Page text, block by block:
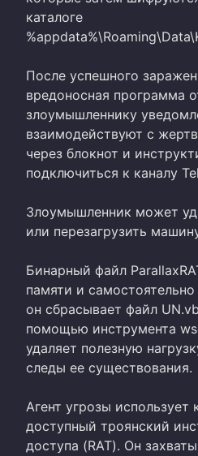
каталоге
После успешного
вредоносная программа
злоумышленнику
взаимодействуют с
через блокнот и
подключиться к каналу
Злоумышленник может
или перезагрузить
Бинарный файл
памяти и
он сбрасывает файл
помощью инструмента
удаляет полезную
следы ее существования.
Агент угрозы использует
доступный троянский
доступа (RAT). Он